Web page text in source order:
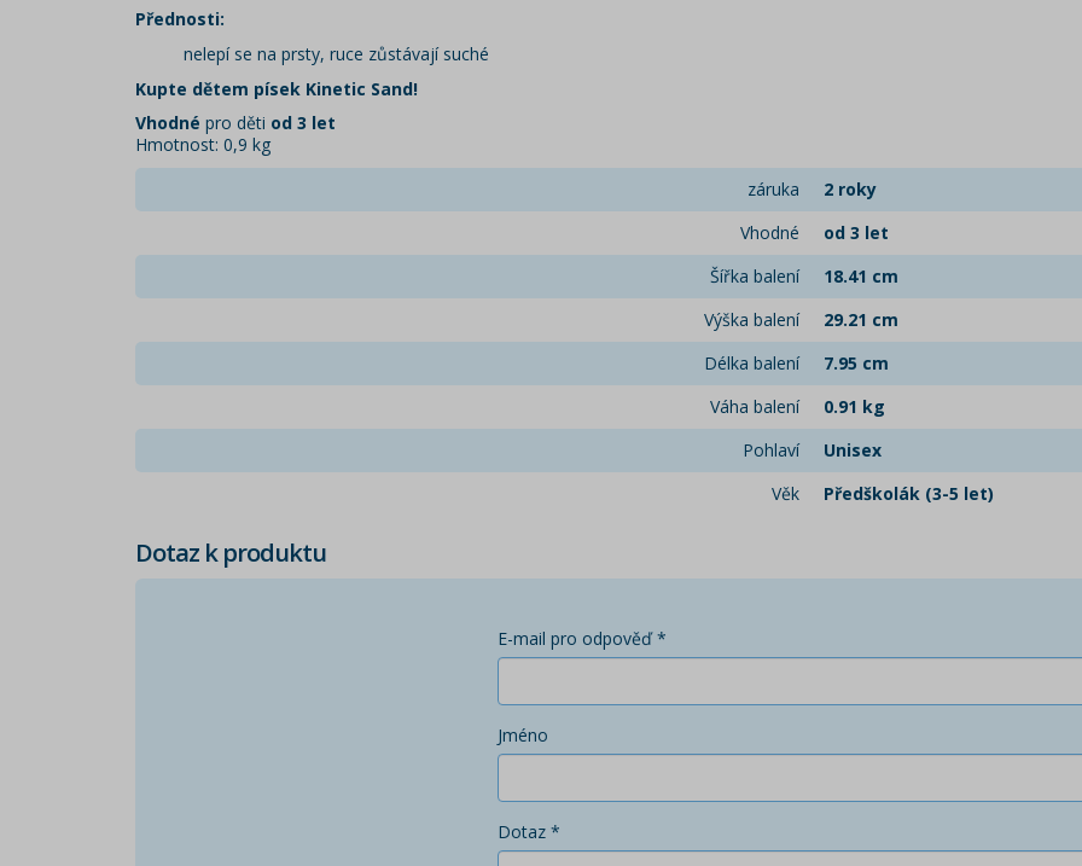
Přednosti:
nelepí se na prsty, ruce zůstávají suché
Kupte dětem písek Kinetic Sand!
Vhodné pro děti od 3 let
Hmotnost: 0,9 kg
záruka
2 roky
Vhodné
od 3 let
Šířka balení
18.41 cm
Výška balení
29.21 cm
Délka balení
7.95 cm
Váha balení
0.91 kg
Pohlaví
Unisex
Věk
Předškolák (3-5 let)
Dotaz k produktu
E-mail pro odpověď *
Jméno
Dotaz *